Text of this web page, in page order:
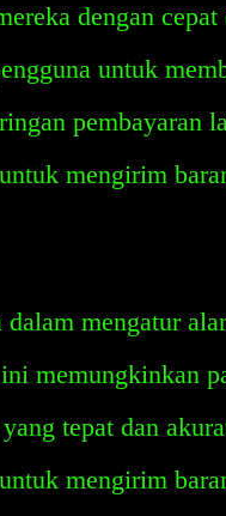
dengan cepat
untuk
pembayaran
mengirim
mengatur
memungkinkan
tepat dan
mengirim